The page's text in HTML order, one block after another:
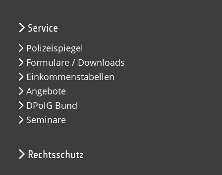
Service
Polizeispiegel
Formulare / Downloads
Einkommenstabellen
Angebote
DPolG Bund
Seminare
Rechtsschutz